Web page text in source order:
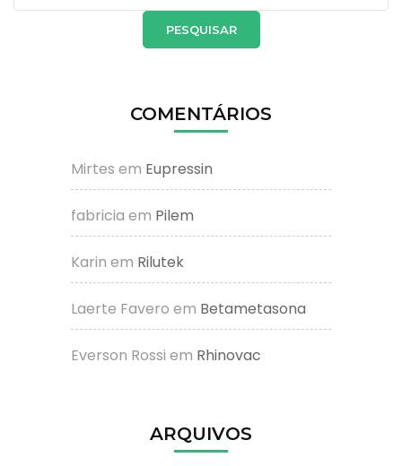
por:
COMENTÁRIOS
Mirtes em Eupressin
fabricia em Pilem
Karin em Rilutek
Laerte Favero em Betametasona
Everson Rossi em Rhinovac
ARQUIVOS